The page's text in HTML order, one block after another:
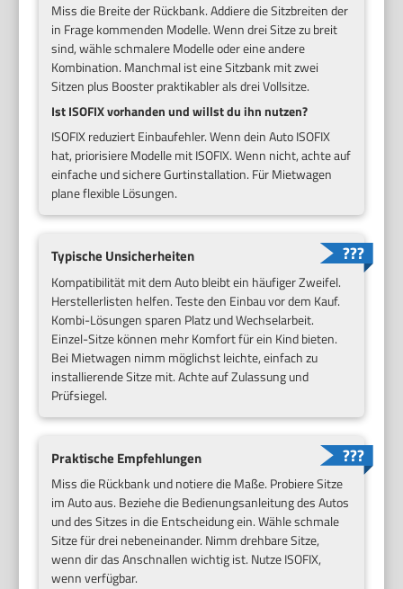
Miss die Breite der Rückbank. Addiere die Sitzbreiten der
in Frage kommenden Modelle. Wenn drei Sitze zu breit
sind, wähle schmalere Modelle oder eine andere
Kombination. Manchmal ist eine Sitzbank mit zwei
Sitzen plus Booster praktikabler als drei Vollsitze.
Ist ISOFIX vorhanden und willst du ihn nutzen?
ISOFIX reduziert Einbaufehler. Wenn dein Auto ISOFIX
hat, priorisiere Modelle mit ISOFIX. Wenn nicht, achte auf
einfache und sichere Gurtinstallation. Für Mietwagen
plane flexible Lösungen.
Typische Unsicherheiten
Kompatibilität mit dem Auto bleibt ein häufiger Zweifel.
Herstellerlisten helfen. Teste den Einbau vor dem Kauf.
Kombi-Lösungen sparen Platz und Wechselarbeit.
Einzel-Sitze können mehr Komfort für ein Kind bieten.
Bei Mietwagen nimm möglichst leichte, einfach zu
installierende Sitze mit. Achte auf Zulassung und
Prüfsiegel.
Praktische Empfehlungen
Miss die Rückbank und notiere die Maße. Probiere Sitze
im Auto aus. Beziehe die Bedienungsanleitung des Autos
und des Sitzes in die Entscheidung ein. Wähle schmale
Sitze für drei nebeneinander. Nimm drehbare Sitze,
wenn dir das Anschnallen wichtig ist. Nutze ISOFIX,
wenn verfügbar.